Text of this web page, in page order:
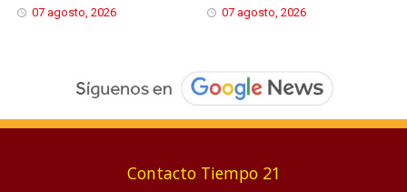
07 agosto, 2026 07 agosto, 2026
Contacto Tiempo 21